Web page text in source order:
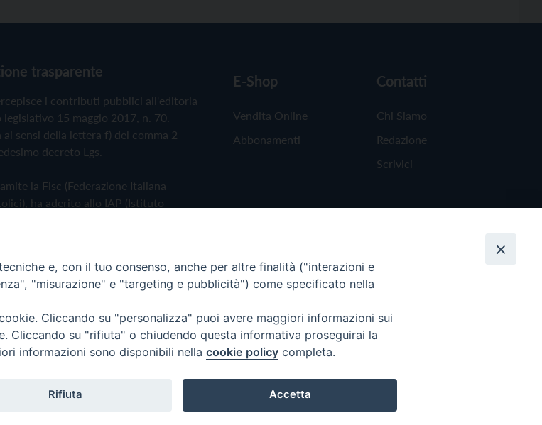
trasparente
i contributi pubblici all'editoria
15 maggio 2017, n. 70.
ai sensi della lettera f) del comma 2
decreto Lgs.
la Fisc (Federazione Italiana
ha aderito allo IAP (Istituto
Cookie Policy
E-Shop
Vendita Online
Abbonamenti
Contatti
Chi Siamo
Redazione
Scrivici
e, con il tuo consenso, anche per altre finalità ("interazioni e
"misurazione" e "targeting e pubblicità") come specificato nella
Cliccando su "personalizza" puoi avere maggiori informazioni sui
Cliccando su "rifiuta" o chiudendo questa informativa proseguirai la
informazioni sono disponibili nella cookie policy completa.
Rifiuta Accetta